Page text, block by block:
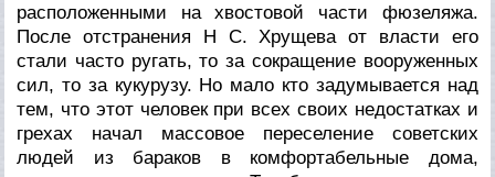
расположенными на хвостовой части фюзеляжа.
После отстранения Н С. Хрущева от власти его
стали часто ругать, то за сокращение вооруженных
сил, то за кукурузу. Но мало кто задумывается над
тем, что этот человек при всех своих недостатках и
грехах начал массовое переселение советских
людей из бараков в комфортабельные дома,